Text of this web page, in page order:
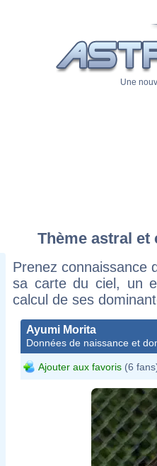
Une
Thème astral
Prenez connaissance
sa carte du ciel, un
calcul de ses
Ayumi Morita
Données de naissance et
Ajouter aux favoris (6